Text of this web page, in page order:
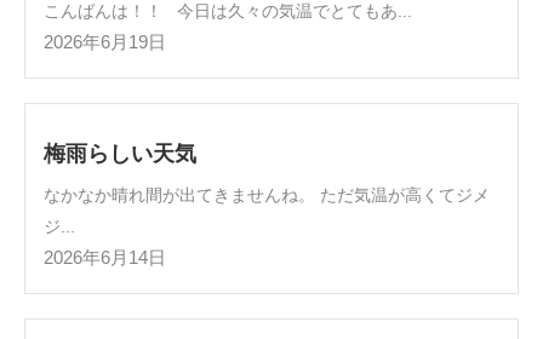
こんばんは！！ 今日は久々の気温でとてもあ...
2026年6月19日
梅雨らしい天気
なかなか晴れ間が出てきませんね。 ただ気温が高くてジメ
ジ...
2026年6月14日